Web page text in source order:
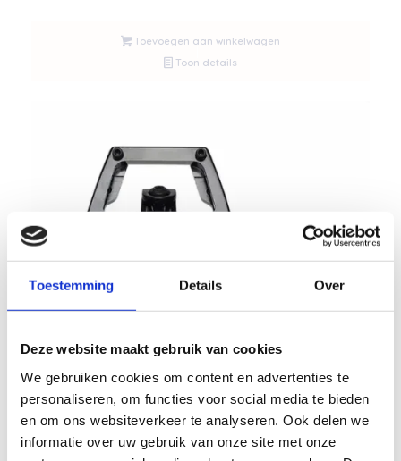
Toestemming Details Over
Deze website maakt gebruik van cookies
We gebruiken cookies om content en advertenties te
personaliseren, om functies voor social media te bieden
en om ons websiteverkeer te analyseren. Ook delen we
informatie over uw gebruik van onze site met onze
Toevoegen aan winkelwagen
Toon details